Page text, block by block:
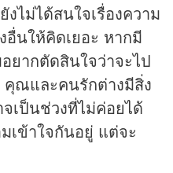
ไม่ได้สนใจเรื่องความ
อื่นให้คิดเยอะ หากมี
ยากตัดสินใจว่าจะไป
ณและคนรักต่างมีสิ่ง
เป็นช่วงที่ไม่ค่อยได้
เข้าใจกันอยู่ แต่จะ